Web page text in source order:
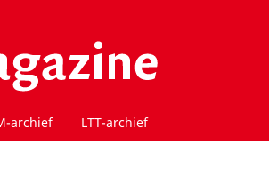
archief LTT-archief